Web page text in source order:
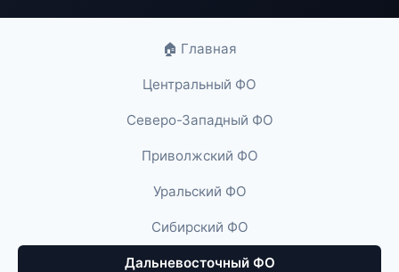
🏠 Главная
Центральный ФО
Северо-Западный ФО
Приволжский ФО
Уральский ФО
Сибирский ФО
Дальневосточный ФО